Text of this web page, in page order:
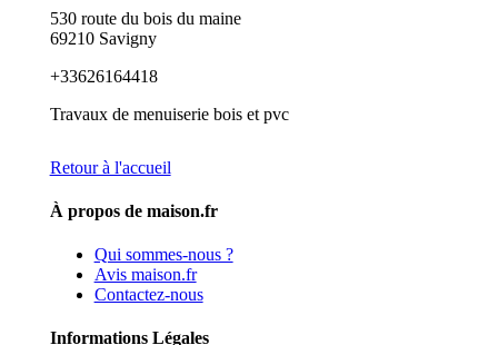
530 route du bois du maine
69210 Savigny
+33626164418
Travaux de menuiserie bois et pvc
Retour à l'accueil
À propos de maison.fr
Qui sommes-nous ?
Avis maison.fr
Contactez-nous
Informations Légales